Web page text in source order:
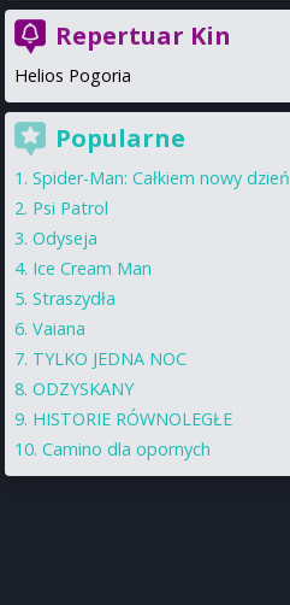
Repertuar Kin
Helios Pogoria
Popularne
Spider-Man: Całkiem nowy dzień
Psi Patrol
Odyseja
Ice Cream Man
Straszydła
Vaiana
TYLKO JEDNA NOC
ODZYSKANY
HISTORIE RÓWNOLEGŁE
Camino dla opornych